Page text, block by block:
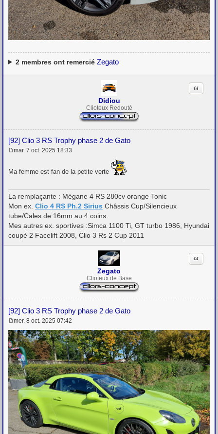
2membres ont remercié Zegato
Didiou
Clioteux Redouté
[92] Clio 3 RS Trophy phase 2 de Gato
Citation
s
g
e
mar. 7 oct. 2025 18:33
Ma femme est fan de la petite verte
La remplaçante : Mégane 4 RS 280cv orange Tonic
Mon ex. Clio 4 RS Ph.2 Sirius Châssis Cup/Silencieux
tube/Cales de 16mm au 4 coins
Mes autres ex. sportives :Simca 1100 Ti, GT turbo 1986, Hyundai
coupé 2 Facelift 2008, Clio 3 Rs 2 Cup 2011
Zegato
Clioteux de Base
[92] Clio 3 RS Trophy phase 2 de Gato
Citation
e
s
s
a
g
e
mer. 8 oct. 2025 07:42